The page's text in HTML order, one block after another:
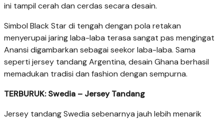
ini tampil cerah dan cerdas secara desain.
Simbol Black Star di tengah dengan pola retakan
menyerupai jaring laba-laba terasa sangat pas mengingat
Anansi digambarkan sebagai seekor laba-laba. Sama
seperti jersey tandang Argentina, desain Ghana berhasil
memadukan tradisi dan fashion dengan sempurna.
TERBURUK: Swedia – Jersey Tandang
Jersey tandang Swedia sebenarnya jauh lebih menarik